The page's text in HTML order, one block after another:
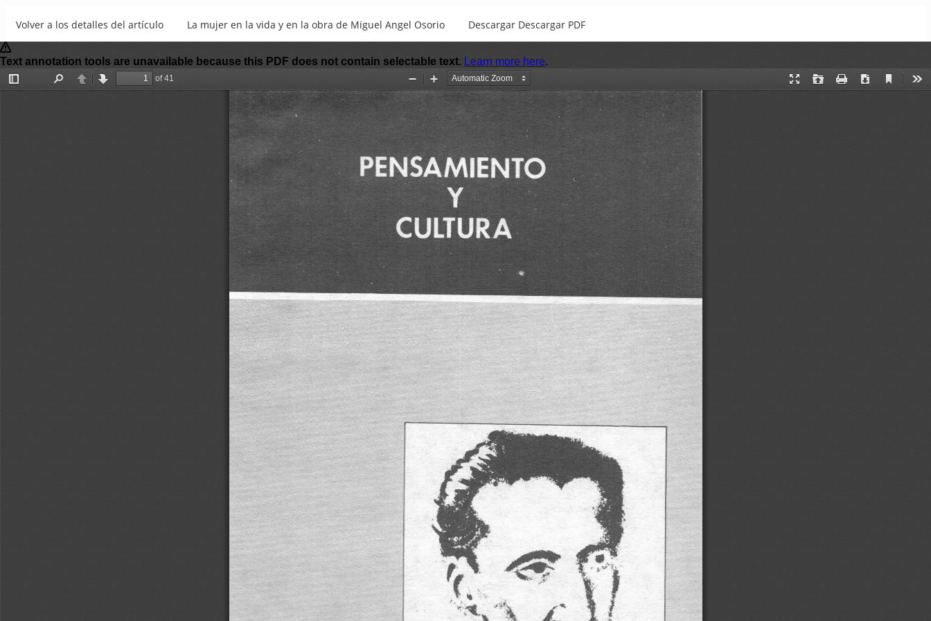
Volver a los detalles del artículo La mujer en la vida y en la obra de Miguel Angel Osorio Descargar Descargar PDF